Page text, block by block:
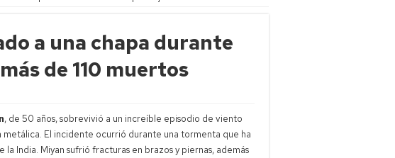
a una chapa durante
de 110 muertos
, de 50 años, sobrevivió a un increíble episodio de viento
El incidente ocurrió durante una tormenta que ha
la India. Miyan sufrió fracturas en brazos y piernas, además